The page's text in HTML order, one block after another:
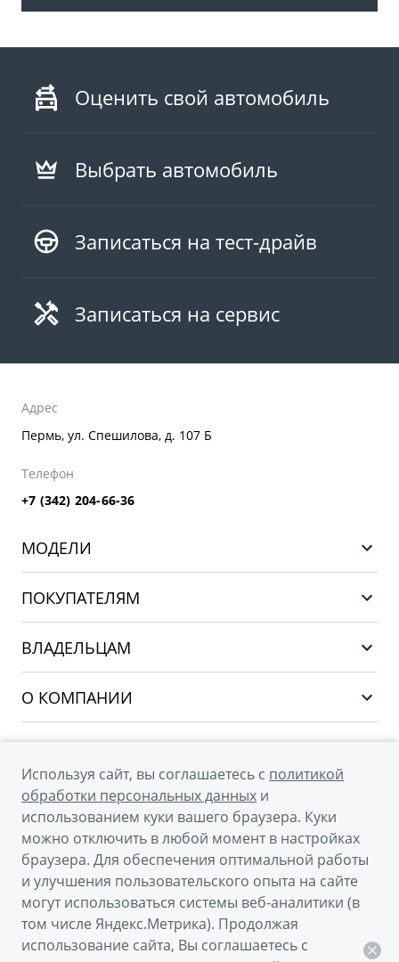
Оценить свой автомобиль
Выбрать автомобиль
Записаться на тест-драйв
Записаться на сервис
Адрес
Пермь, ул. Спешилова, д. 107 Б
Телефон
+7 (342) 204-66-36
МОДЕЛИ
EX5
PREFACE
CITYRAY
ATLAS
OKAVANGO
MONJARO
ПОКУПАТЕЛЯМ
ВЛАДЕЛЬЦАМ
О КОМПАНИИ
Новости
Наша команда
Правовая информация
Контакты
Мы в соцсетях
© 2026
Официальный сайт Geely в России
Политика обработки персональных данных
Используя сайт, вы соглашаетесь с политикой
обработки персональных данных и
использованием куки вашего браузера. Куки
можно отключить в любой момент в настройках
браузера. Для обеспечения оптимальной работы
и улучшения пользовательского опыта на сайте
могут использоваться системы веб-аналитики (в
том числе Яндекс.Метрика). Продолжая
использование сайта, Вы соглашаетесь с